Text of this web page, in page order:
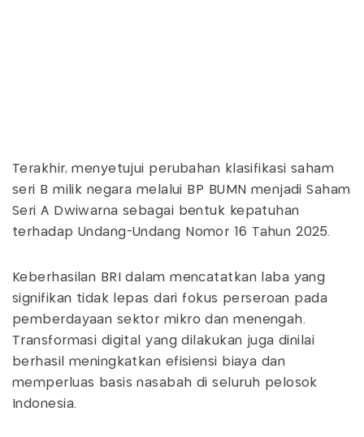
Terakhir, menyetujui perubahan klasifikasi saham
seri B milik negara melalui BP BUMN menjadi Saham
Seri A Dwiwarna sebagai bentuk kepatuhan
terhadap Undang-Undang Nomor 16 Tahun 2025.
Keberhasilan BRI dalam mencatatkan laba yang
signifikan tidak lepas dari fokus perseroan pada
pemberdayaan sektor mikro dan menengah.
Transformasi digital yang dilakukan juga dinilai
berhasil meningkatkan efisiensi biaya dan
memperluas basis nasabah di seluruh pelosok
Indonesia.